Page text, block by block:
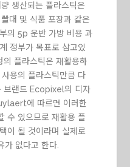
생산되는 플라스틱은
대 및 식품 포장과 같은
의 5p 운반 가방 비용 과
정부가 목표로 삼고있
플라스틱은 재활용하
용의 플라스틱만큼 다
브랜드 Ecopixel의 디자
에 따르면 이러한
수 있으므로 재활용 플
이 될 것이라며 실제로
가 없다고 한다.